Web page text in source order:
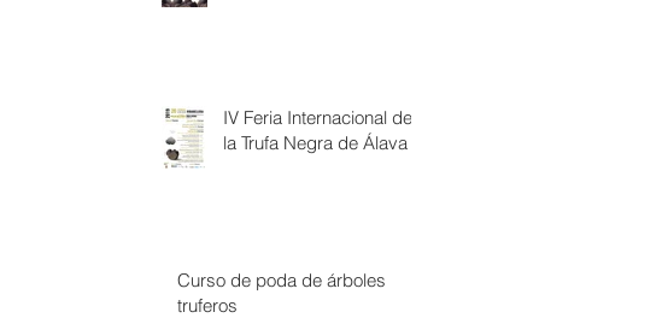
IV Feria Internacional de
la Trufa Negra de Álava
Curso de poda de árboles
truferos